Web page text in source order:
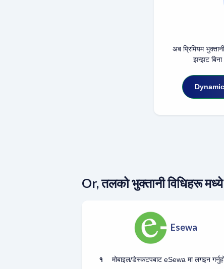
अब प्रिमियम
झन्झट
Dynamic
Or, तलको भुक्तानी विधिहरू
Esewa
१ मोबाइल/डेस्कटपबाट eSewa मा लगइन